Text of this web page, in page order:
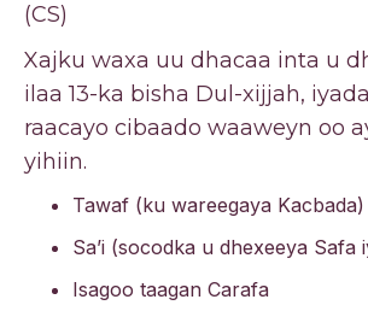
(CS)
Xajku waxa uu dhacaa inta u
ilaa 13-ka bisha Dul-xijjah,
raacayo cibaado waaweyn oo
yihiin.
Tawaf (ku wareegaya Kacbada)
Sa’i (socodka u dhexeeya Safa
Isagoo taagan Carafa